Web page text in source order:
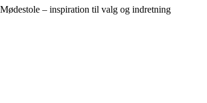
Mødestole – inspiration til valg og indretning